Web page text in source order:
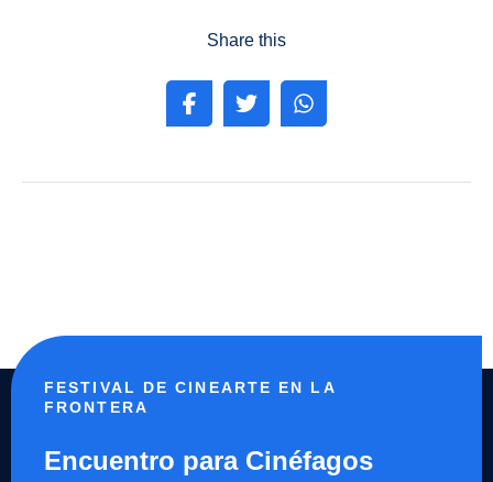
Share this
FESTIVAL DE CINEARTE EN LA
FRONTERA
Encuentro para Cinéfagos